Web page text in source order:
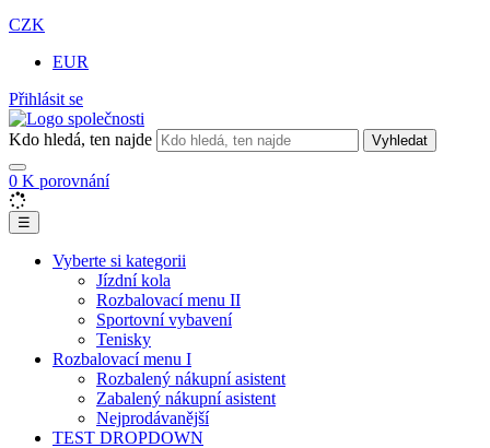
CZK
EUR
Přihlásit se
Kdo hledá, ten najde Vyhledat
0 K porovnání
☰
Vyberte si kategorii
Jízdní kola
Rozbalovací menu II
Sportovní vybavení
Tenisky
Rozbalovací menu I
Rozbalený nákupní asistent
Zabalený nákupní asistent
Nejprodávanější
TEST DROPDOWN